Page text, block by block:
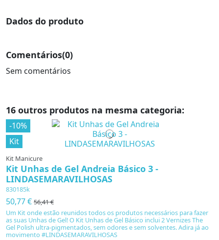
Dados do produto
Comentários(0)
Sem comentários
16 outros produtos na mesma categoria:
-10%
Kit
Kit Manicure
Kit Unhas de Gel Andreia Básico 3 -
LINDASEMARAVILHOSAS
830185k
50,77 € 56,41 €
Um Kit onde estão reunidos todos os produtos necessários para fazer
as suas Unhas de Gel! O Kit Unhas de Gel Básico inclui 2 Vernizes The
Gel Polish ultra-pigmentados, sem odores e sem solventes. Adira já ao
movimento #LINDASEMARAVILHOSAS